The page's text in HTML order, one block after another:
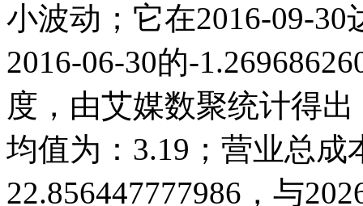
小波动；它在2016-09-30
2016-06-30的-
度，由艾媒数聚统计得
均值为：3.19；营业总成
22.856447777986，与